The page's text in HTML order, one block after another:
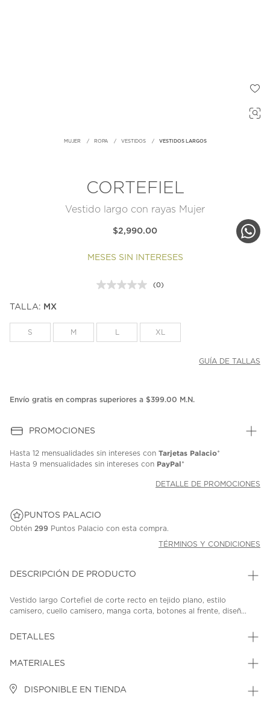
MUJER ROPA VESTIDOS VESTIDOS LARGOS
CORTEFIEL
Vestido largo con rayas Mujer
$2,990.00
MESES SIN INTERESES
Sin
la
misma
(0)
TALLA: MX
S M XL
GUÍA DE TALLAS
Envío gratis en compras superiores a $399.00 M.N.
PROMOCIONES
Hasta 12 mensualidades sin intereses con Tarjetas Palacio*
Hasta 9 mensualidades sin intereses con PayPal*
DETALLE DE PROMOCIONES
PUNTOS PALACIO
Obtén 299 Puntos Palacio con esta compra.
TÉRMINOS Y CONDICIONES
DESCRIPCIÓN DE PRODUCTO
Vestido largo Cortefiel de corte recto en tejido plano, estilo
camisero, cuello camisero, manga corta, botones al frente, diseñ...
DETALLES
MATERIALES
DISPONIBLE EN TIENDA